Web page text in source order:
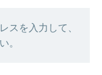
スを入力して、
。